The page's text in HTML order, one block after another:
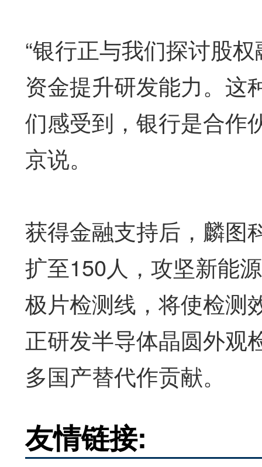
“银行正与我们探讨股
资金提升研发能力。这
们感受到，银行是合作
京说。
获得金融支持后，麟图
扩至150人，攻坚新能
极片检测线，将使检测
正研发半导体晶圆外观
多国产替代作贡献。
友情链接: